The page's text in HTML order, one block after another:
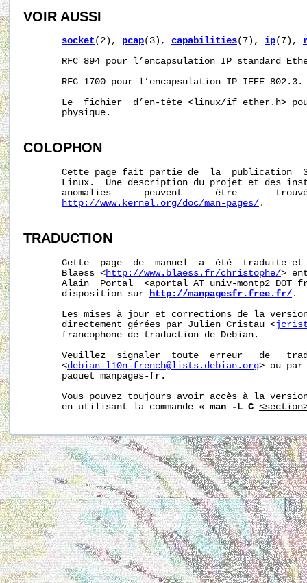
VOIR AUSSI
socket (2), pcap(3), capabilities(7), ip(7),
RFC 894 pour l’encapsulation IP standard
       RFC 1700 pour l’encapsulation IP IEEE 802.3.
       Le  fichier  d’en-tête
<linux/if_ether.h>
       physique.
COLOPHON
Cette page fait partie de  la  publication
Linux.  Une description du projet et des
anomalies      peuvent      être
http://www.kernel.org/doc/man-pages/ .
TRADUCTION
Cette  page  de  manuel  a  été  traduite
       Blaess <
http://www.blaess.fr/christophe/>
Alain  Portal  <aportal AT univ-montp2 DOT
       disposition sur
http://manpagesfr.free.fr/ .
Les mises à jour et corrections de la
       directement gérées par Julien Cristau <
       francophone de traduction de Debian.
Veuillez  signaler  toute  erreur   de
       <
debian-l10n-french@lists.debian.org> ou par
       paquet manpages-fr.
Vous pouvez toujours avoir accès à la
       en utilisant la commande «
man -L C